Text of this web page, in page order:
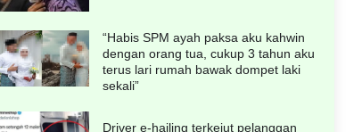
“Habis SPM ayah paksa aku kahwin
dengan orang tua, cukup 3 tahun aku
terus lari rumah bawak dompet laki
sekali”
Driver e-hailing terkejut pelanggan